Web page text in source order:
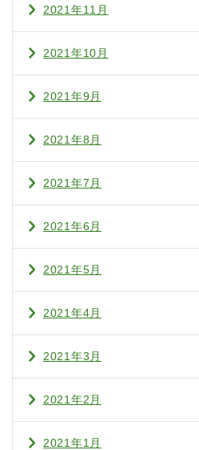
2021年11月
2021年10月
2021年9月
2021年8月
2021年7月
2021年6月
2021年5月
2021年4月
2021年3月
2021年2月
2021年1月